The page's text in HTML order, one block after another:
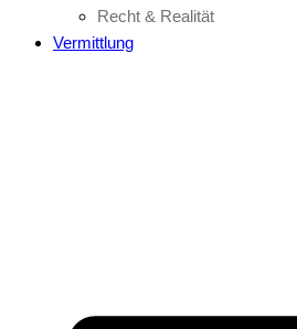
Recht & Realität
Vermittlung